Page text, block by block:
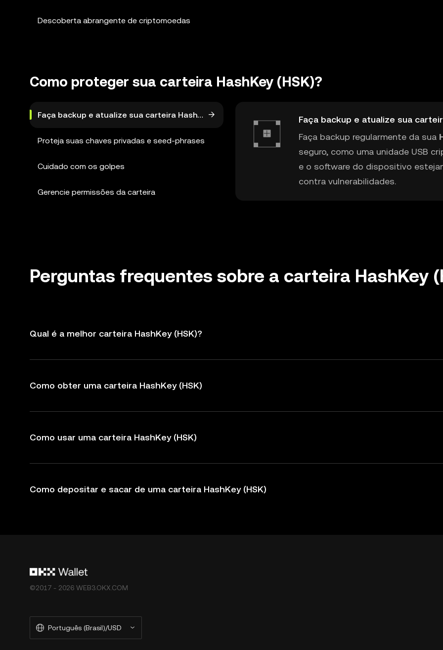
Descoberta abrangente de criptomoedas
Como proteger sua carteira HashKey (HSK)?
Faça backup e atualize sua carteira HashKey
Proteja suas chaves privadas e seed-phrases
Cuidado com os golpes
Gerencie permissões da carteira
Faça backup e atualize sua
Faça backup regularmente da sua
seguro, como uma unidade USB
e o software do dispositivo
contra vulnerabilidades.
Perguntas frequentes sobre a carteira HashKey
Qual é a melhor carteira HashKey (HSK)?
Como obter uma carteira HashKey (HSK)
Como usar uma carteira HashKey (HSK)
Como depositar e sacar de uma carteira HashKey (HSK)
©2017 - 2026 WEB3.OKX.COM
Português (Brasil)/USD